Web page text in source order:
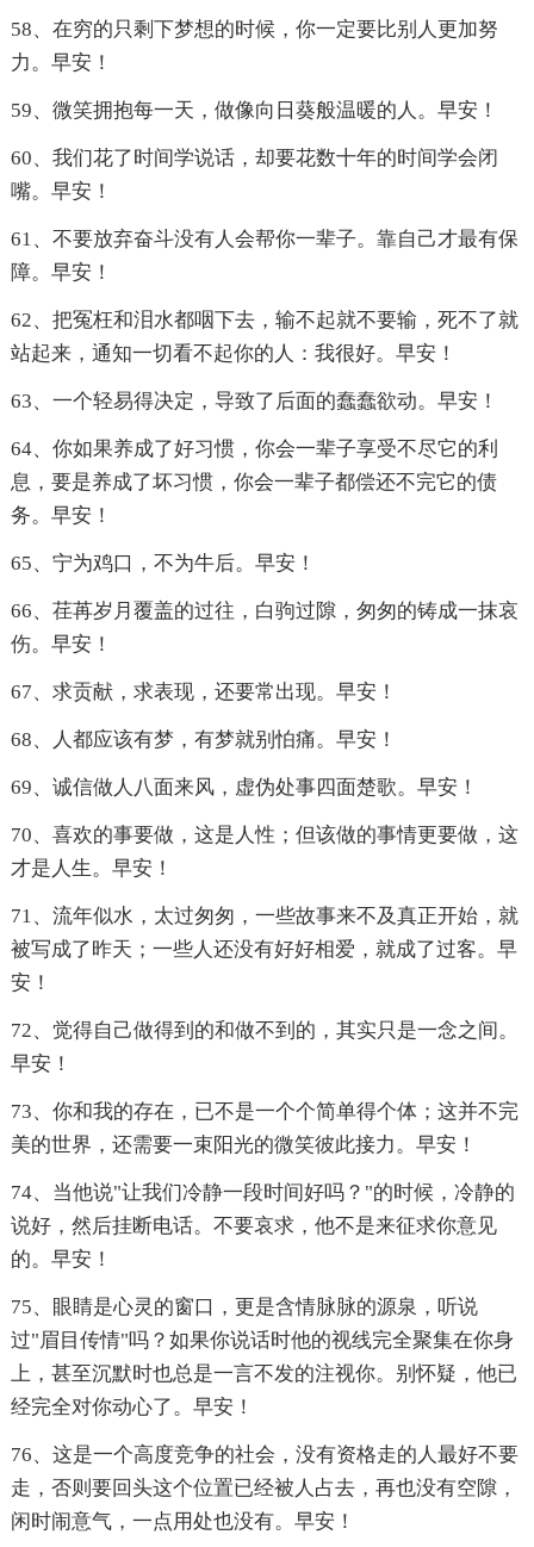
58、在穷的只剩下梦想的时候，你一定要比别人更加努
力。早安！
59、微笑拥抱每一天，做像向日葵般温暖的人。早安！
60、我们花了时间学说话，却要花数十年的时间学会闭
嘴。早安！
61、不要放弃奋斗没有人会帮你一辈子。靠自己才最有保
障。早安！
62、把冤枉和泪水都咽下去，输不起就不要输，死不了就
站起来，通知一切看不起你的人：我很好。早安！
63、一个轻易得决定，导致了后面的蠢蠢欲动。早安！
64、你如果养成了好习惯，你会一辈子享受不尽它的利
息，要是养成了坏习惯，你会一辈子都偿还不完它的债
务。早安！
65、宁为鸡口，不为牛后。早安！
66、荏苒岁月覆盖的过往，白驹过隙，匆匆的铸成一抹哀
伤。早安！
67、求贡献，求表现，还要常出现。早安！
68、人都应该有梦，有梦就别怕痛。早安！
69、诚信做人八面来风，虚伪处事四面楚歌。早安！
70、喜欢的事要做，这是人性；但该做的事情更要做，这
才是人生。早安！
71、流年似水，太过匆匆，一些故事来不及真正开始，就
被写成了昨天；一些人还没有好好相爱，就成了过客。早
安！
72、觉得自己做得到的和做不到的，其实只是一念之间。
早安！
73、你和我的存在，已不是一个个简单得个体；这并不完
美的世界，还需要一束阳光的微笑彼此接力。早安！
74、当他说"让我们冷静一段时间好吗？"的时候，冷静的
说好，然后挂断电话。不要哀求，他不是来征求你意见
的。早安！
75、眼睛是心灵的窗口，更是含情脉脉的源泉，听说
过"眉目传情"吗？如果你说话时他的视线完全聚集在你身
上，甚至沉默时也总是一言不发的注视你。别怀疑，他已
经完全对你动心了。早安！
76、这是一个高度竞争的社会，没有资格走的人最好不要
走，否则要回头这个位置已经被人占去，再也没有空隙，
闲时闹意气，一点用处也没有。早安！